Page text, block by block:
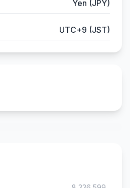
Yen (JPY)
UTC+9 (JST)